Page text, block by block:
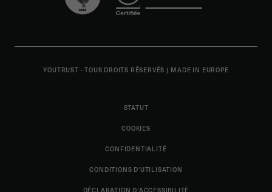
YOUTRUST - TOUS DROITS RÉSERVÉS | MADE IN EUROPE
STATUT
COOKIES
CONFIDENTIALITÉ
CONDITIONS D'UTILISATION
DÉCLARATION D’ACCESSIBILITÉ